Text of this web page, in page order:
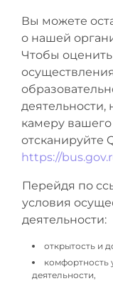
Вы можете
о нашей
Чтобы
осуществления
деятельности,
камеру
отсканируйте
https://
Перейдя по
условия
деятельности:
открытость и
комфортность
деятельности,